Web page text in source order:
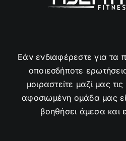
Εάν ενδιαφέρεστε για τα
οποιεσδήποτε
μοιραστείτε μαζί μας
αφοσιωμένη ομάδα μας
βοηθήσει άμεσα και